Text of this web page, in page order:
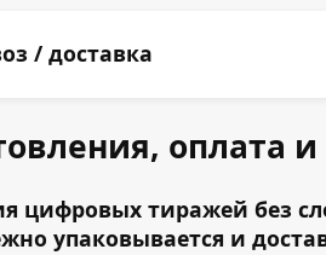
/ доставка
оплата и
цифровых тиражей без
упаковывается и